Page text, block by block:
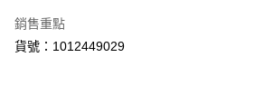
運送方式
銷售重點
貨號：1012449029